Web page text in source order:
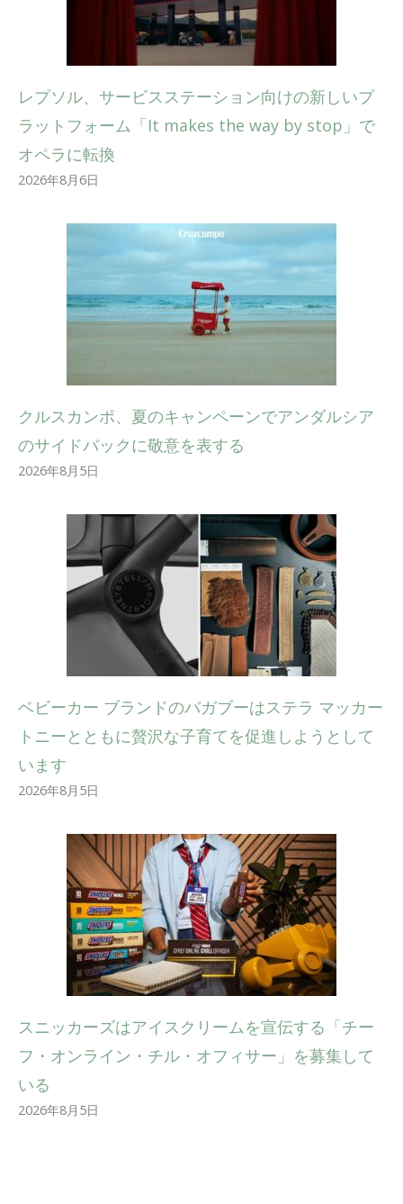
レプソル、サービスステーション向けの新しいプ
ラットフォーム「It makes the way by stop」で
オペラに転換
2026年8月6日
クルスカンポ、夏のキャンペーンでアンダルシア
のサイドバックに敬意を表する
2026年8月5日
ベビーカー ブランドのバガブーはステラ マッカー
トニーとともに贅沢な子育てを促進しようとして
います
2026年8月5日
スニッカーズはアイスクリームを宣伝する「チー
フ・オンライン・チル・オフィサー」を募集して
いる
2026年8月5日